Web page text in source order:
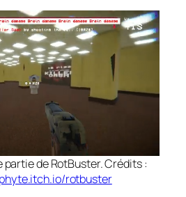
partie de RotBuster. Crédits :
rotbuster